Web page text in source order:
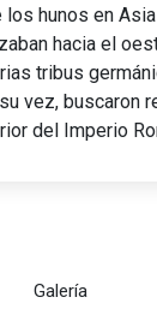
hunos en Asia
hacia el
tribus
vez, buscaron
del Imperio
Galería